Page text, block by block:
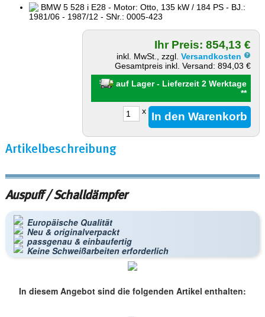
BMW 5 528 i E28 - Motor: Otto, 135 kW / 184 PS - BJ.:
1981/06 - 1987/12 - SNr.: 0005-423
Ihr Preis: 854,13 €
inkl. MwSt., zzgl.Versandkosten
Gesamtpreis inkl. Versand: 894,03 €
auf Lager - Lieferzeit 2 Werktage
**
x
Artikelbeschreibung
Auspuff / Schalldämpfer
Europäische Qualität
Neu & originalverpackt
passgenau & einbaufertig
Keine Schweißarbeiten erforderlich
In diesem Angebot sind die folgenden Artikel enthalten: